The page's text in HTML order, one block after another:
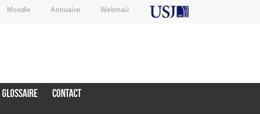
Moodle Annuaire Webmail
GLOSSAIRE CONTACT